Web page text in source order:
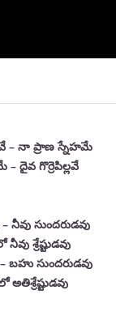
– నా ప్రాణ స్నేహమే
– దైవ గొర్రెపిల్లవే
నీవు సుందరుడవు
శ్రేష్టుడవు
బహు సుందరుడవు